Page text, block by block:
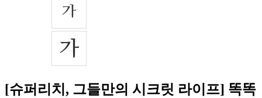
[슈퍼리치, 그들만의 시크릿 라이프] 똑똑